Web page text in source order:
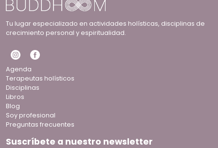
Tu lugar especializado en actividades holísticas, disciplinas de
crecimiento personal y espiritualidad.
Agenda
Terapeutas holísticos
Disciplinas
Libros
Blog
Soy profesional
Preguntas frecuentes
Suscríbete a nuestro newsletter